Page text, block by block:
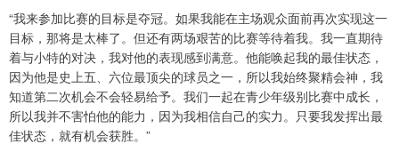
“我来参加比赛的目标是夺冠。如果我能在主场观众面前再次实现这一
目标，那将是太棒了。但还有两场艰苦的比赛等待着我。我一直期待
着与小特的对决，我对他的表现感到满意。他能唤起我的最佳状态，
因为他是史上五、六位最顶尖的球员之一，所以我始终聚精会神，我
知道第二次机会不会轻易给予。我们一起在青少年级别比赛中成长，
所以我并不害怕他的能力，因为我相信自己的实力。只要我发挥出最
佳状态，就有机会获胜。”